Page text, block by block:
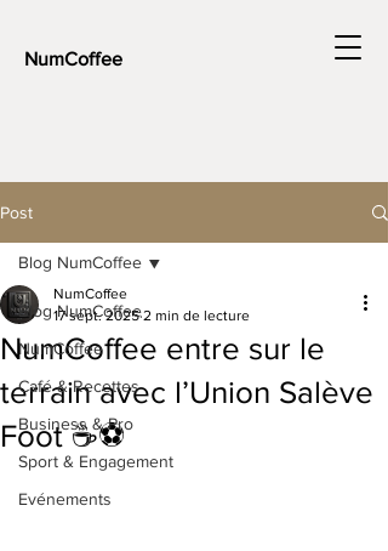
NumCoffee
Post
Blog NumCoffee
NumCoffee
Café & Recettes
Business & Pro
Sport & Engagement
Evénements
Blog NumCoffee
NumCoffee entre sur le
terrain avec l’Union Salève
Foot ☕⚽
NumCoffee
17 sept. 2025 2 min de lecture